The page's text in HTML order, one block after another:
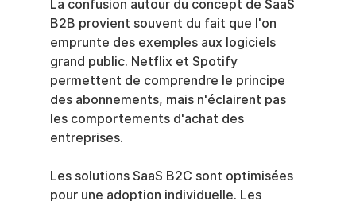
La confusion autour du concept de SaaS
B2B provient souvent du fait que l'on
emprunte des exemples aux logiciels
grand public. Netflix et Spotify
permettent de comprendre le principe
des abonnements, mais n'éclairent pas
les comportements d'achat des
entreprises.
Les solutions SaaS B2C sont optimisées
pour une adoption individuelle. Les